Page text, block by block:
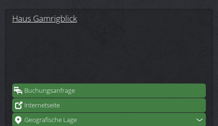
Haus Gamrigblick
Buchungsanfrage
Internetseite
Geografische Lage